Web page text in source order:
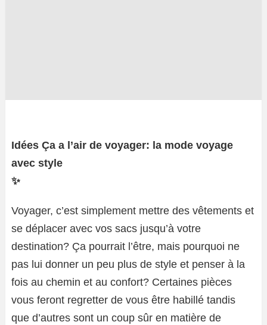
Idées Ça a l’air de voyager: la mode voyage
avec style
✨
Voyager, c’est simplement mettre des vêtements et
se déplacer avec vos sacs jusqu’à votre
destination? Ça pourrait l’être, mais pourquoi ne
pas lui donner un peu plus de style et penser à la
fois au chemin et au confort? Certaines pièces
vous feront regretter de vous être habillé tandis
que d’autres sont un coup sûr en matière de